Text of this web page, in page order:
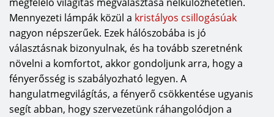
Mennyezeti lámpák közül a kristályos csillogásúak
nagyon népszerűek. Ezek hálószobába is jó
választásnak bizonyulnak, és ha tovább szeretnénk
növelni a komfortot, akkor gondoljunk arra, hogy a
fényerősség is szabályozható legyen. A
hangulatmegvilágítás, a fényerő csökkentése ugyanis
segít abban, hogy szervezetünk ráhangolódjon a